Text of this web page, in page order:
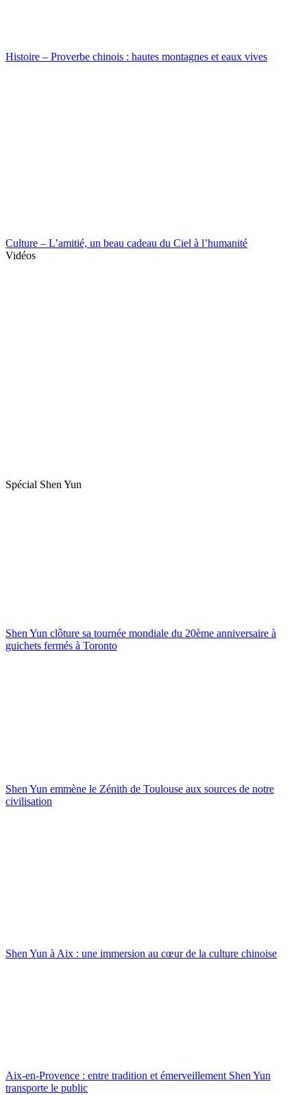
Histoire – Proverbe chinois : hautes montagnes et eaux vives
Culture – L’amitié, un beau cadeau du Ciel à l’humanité
Vidéos
Spécial Shen Yun
Shen Yun clôture sa tournée mondiale du 20ème anniversaire à
guichets fermés à Toronto
Shen Yun emmène le Zénith de Toulouse aux sources de notre
civilisation
Shen Yun à Aix : une immersion au cœur de la culture chinoise
Aix-en-Provence : entre tradition et émerveillement Shen Yun
transporte le public